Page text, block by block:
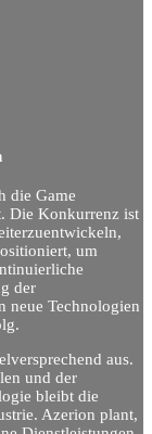
die Game
Die Konkurrenz ist
um
der
neue Technologien
aus.
und der
bleibt die
Azerion plant,